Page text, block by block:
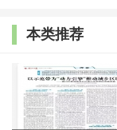
看，主要限于人
（一）人口
人口学领域
本类推荐